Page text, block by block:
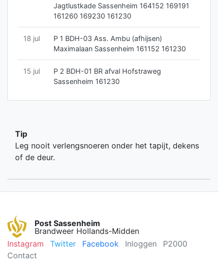
Jagtlustkade Sassenheim 164152 169191
161260 169230 161230
18 jul
P 1 BDH-03 Ass. Ambu (afhijsen)
Maximalaan Sassenheim 161152 161230
15 jul
P 2 BDH-01 BR afval Hofstraweg
Sassenheim 161230
Tip
Leg nooit verlengsnoeren onder het tapijt, dekens
of de deur.
Post Sassenheim
Brandweer Hollands-Midden
Instagram
Twitter Facebook Inloggen
P2000
Contact